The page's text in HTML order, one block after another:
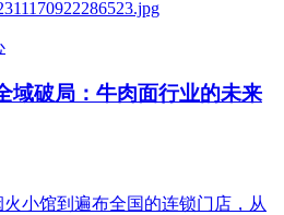
域破局：牛肉面行业的未来
小馆到遍布全国的连锁门店，从